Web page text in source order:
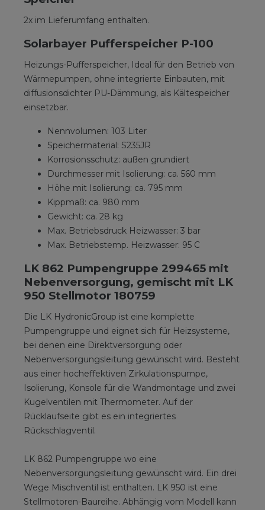
2x im Lieferumfang enthalten.
Solarbayer Pufferspeicher P-100
Heizungs-Pufferspeicher, Ideal für den Betrieb von
Wärmepumpen, ohne integrierte Einbauten, mit
diffusionsdichter PU-Dämmung, als Kältespeicher
einsetzbar.
Nennvolumen: 103 Liter
Speichermaterial: S235JR
Korrosionsschutz: außen grundiert
Durchmesser mit Isolierung: ca. 560 mm
Höhe mit Isolierung: ca. 795 mm
Kippmaß: ca. 980 mm
Gewicht: ca. 28 kg
Max. Betriebsdruck Heizwasser: 3 bar
Max. Betriebstemp. Heizwasser: 95 C
LK 862 Pumpengruppe 299465 mit
Nebenversorgung, gemischt mit LK
950 Stellmotor 180759
Die LK HydronicGroup ist eine komplette
Pumpengruppe und eignet sich für Heizsysteme,
bei denen eine Direktversorgung oder
Nebenversorgungsleitung gewünscht wird. Besteht
aus einer hocheffektiven Zirkulationspumpe,
Isolierung, Konsole für die Wandmontage und zwei
Kugelventilen mit Thermometer. Auf der
Rücklaufseite gibt es ein integriertes
Rückschlagventil.
LK 862 Pumpengruppe wo eine
Nebenversorgungsleitung gewünscht wird. Ein drei
Wege Mischventil ist enthalten. LK 950 ist eine
Stellmotoren-Baureihe. Abhängig vom ­Modell kann